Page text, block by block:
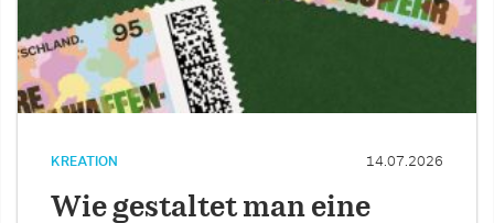
KREATION 14.07.2026
Wie gestaltet man eine